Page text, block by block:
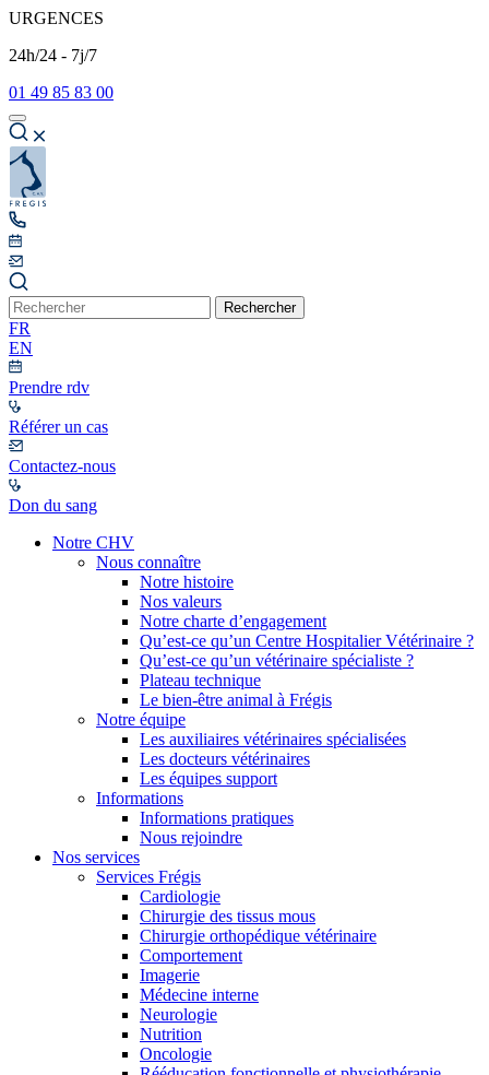
URGENCES
24h/24 - 7j/7
01 49 85 83 00
Rechercher
FR
EN
Prendre rdv
Référer un cas
Contactez-nous
Don du sang
Notre CHV
Nous connaître
Notre histoire
Nos valeurs
Notre charte d’engagement
Qu’est-ce qu’un Centre Hospitalier Vétérinaire ?
Qu’est-ce qu’un vétérinaire spécialiste ?
Plateau technique
Le bien-être animal à Frégis
Notre équipe
Les auxiliaires vétérinaires spécialisées
Les docteurs vétérinaires
Les équipes support
Informations
Informations pratiques
Nous rejoindre
Nos services
Services Frégis
Cardiologie
Chirurgie des tissus mous
Chirurgie orthopédique vétérinaire
Comportement
Imagerie
Médecine interne
Neurologie
Nutrition
Oncologie